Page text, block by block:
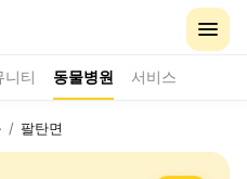
니티 동물병원 서비스
/ 팔탄면